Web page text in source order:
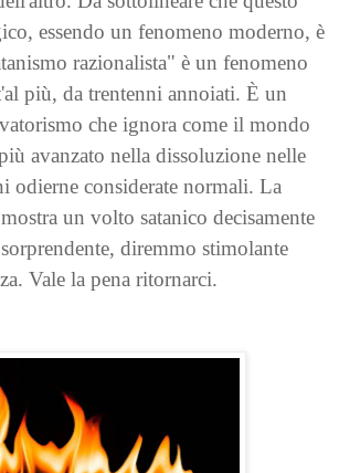
essendo un fenomeno moderno, è
razionalista" è un fenomeno
più, da trentenni annoiati. È un
che ignora come il mondo
avanzato nella dissoluzione nelle
odierne considerate normali. La
un volto satanico decisamente
diremmo stimolante
Vale la pena ritornarci.